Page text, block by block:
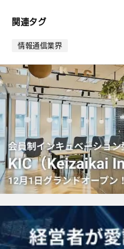
関連タグ
情報通信業界